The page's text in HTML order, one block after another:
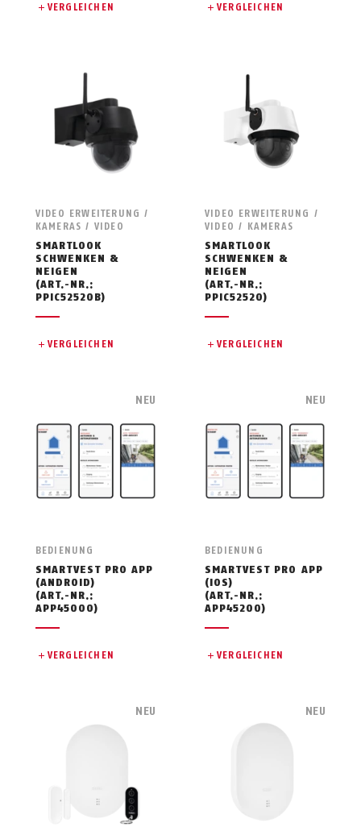
VERGLEICHEN VERGLEICHEN
VIDEO ERWEITERUNG /
KAMERAS / VIDEO
SMARTLOOK
SCHWENKEN &
NEIGEN
(ART.-NR.:
PPIC52520B)
VERGLEICHEN
VIDEO ERWEITERUNG /
VIDEO / KAMERAS
SMARTLOOK
SCHWENKEN &
NEIGEN
(ART.-NR.:
PPIC52520)
VERGLEICHEN
BEDIENUNG
SMARTVEST PRO APP
(ANDROID)
(ART.-NR.:
APP45000)
VERGLEICHEN
NEU
BEDIENUNG
SMARTVEST PRO APP
(IOS)
(ART.-NR.:
APP45200)
VERGLEICHEN
NEU
NEU NEU